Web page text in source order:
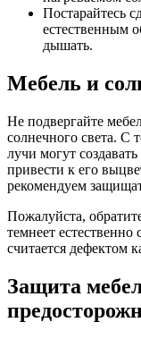
Постарайтесь
естественным
дышать.
Мебель и
Не подвергайте
солнечного света. С
лучи могут
привести к его
рекомендуем
Пожалуйста,
темнеет
считается дефектом
Защита